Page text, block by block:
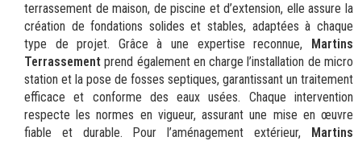
terrassement de maison, de piscine et d’extension, elle assure la
création de fondations solides et stables, adaptées à chaque
type de projet. Grâce à une expertise reconnue, Martins
Terrassement prend également en charge l’installation de micro
station et la pose de fosses septiques, garantissant un traitement
efficace et conforme des eaux usées. Chaque intervention
respecte les normes en vigueur, assurant une mise en œuvre
fiable et durable. Pour l’aménagement extérieur, Martins